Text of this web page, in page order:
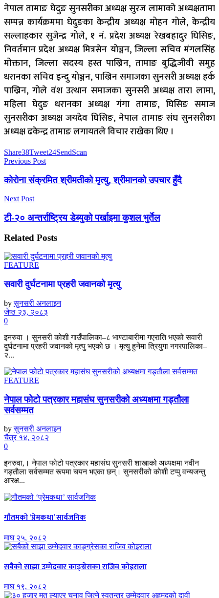
नेपाल तामाङ घेदुङ सुनसरीका अध्यक्ष सुरज लामाको अध्यक्षतामा
सम्पन्न कार्यक्रममा घेदुङका केन्द्रीय अध्यक्ष मोहन गोले, केन्द्रीय
सल्लाहकार सुजेन्द्र गोले, १ नं. प्रदेश अध्यक्ष रेखबहादुर घिसिङ,
निवर्तमान प्रदेश अध्यक्ष मित्रसेन योञ्जन, जिल्ला सचिव मंगलसिंह
मोक्तान, जिल्ला सदस्य हस्त पाख्रिन, तामाङ बुद्धिजीवी समुह
धरानका सचिव इन्दु योञ्जन, पाख्रिन समाजका सुनसरी अध्यक्ष हर्क
पाख्रिन, गोले वंश उत्थान समाजका सुनसरी अध्यक्ष तारा लामा,
महिला घेदुङ धरानका अध्यक्ष गंगा तामाङ, घिसिङ समाज
सुनसरीका अध्यक्ष जयदेव घिसिङ, नेपाल तामाङ संघ सुनसरीका
अध्यक्ष ढकेन्द्र तामाङ लगायतले विचार राखेका थिए ।
Share38Tweet24SendScan
Previous Post
कोरोना संक्रमित श्रीमतीको मृत्यु, श्रीमानको उपचार हुँदै
Next Post
टी-२० अन्तर्राष्ट्रिय डेब्युको पर्खाइमा कुशल भुर्तेल
Related Posts
FEATURE
सवारी दुर्घटनामा प्रहरी जवानको मृत्यु
by सुनसरी अनलाइन
जेष्ठ २३, २०८३
0
इनरुवा । सुनसरी कोशी गाउँपालिका–८ भाण्टाबारीमा गएराति भएको सवारी
दुर्घटनामा प्रहरी जवानको मृत्यु भएको छ । मृत्यु हुनेमा त्रियुगा नगरपालिका–
२...
FEATURE
नेपाल फोटो पत्रकार महासंघ सुनसरीको अध्यक्षमा गड्ताैला
सर्वसम्मत
by सुनसरी अनलाइन
चैत्र १४, २०८२
0
इनरुवा,। नेपाल फोटो पत्रकार महासंघ सुनसरी शाखाको अध्यक्षमा नवीन
गड्ताैला सर्वसम्मत रूपमा चयन भएका छन्। सुनसरीको काेशी टप्पु वन्यजन्तु
आरक्ष...
गौतमको ‘प्रेमकथा’ सार्वजनिक
माघ २५, २०८२
सबैको साझा उम्मेदवार काङ्ग्रेसका राजिव कोइराला
माघ १९, २०८२